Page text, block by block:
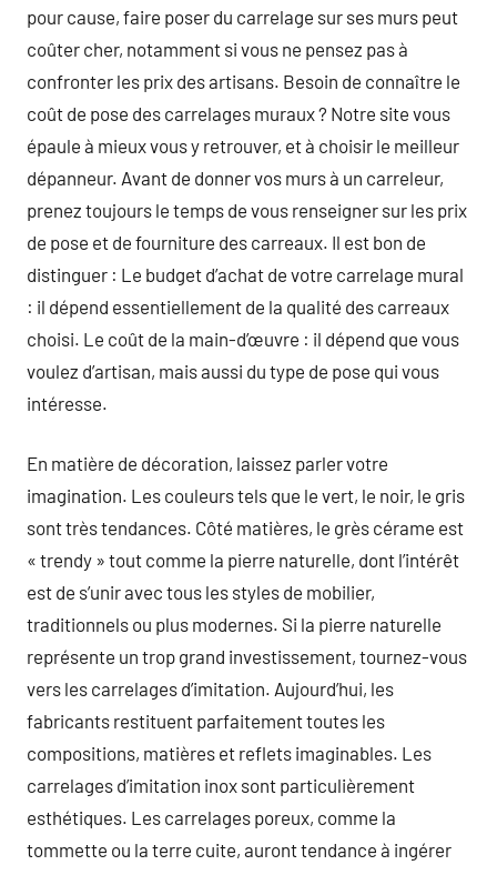
pour cause, faire poser du carrelage sur ses murs peut
coûter cher, notamment si vous ne pensez pas à
confronter les prix des artisans. Besoin de connaître le
coût de pose des carrelages muraux ? Notre site vous
épaule à mieux vous y retrouver, et à choisir le meilleur
dépanneur. Avant de donner vos murs à un carreleur,
prenez toujours le temps de vous renseigner sur les prix
de pose et de fourniture des carreaux. Il est bon de
distinguer : Le budget d’achat de votre carrelage mural
: il dépend essentiellement de la qualité des carreaux
choisi. Le coût de la main-d’œuvre : il dépend que vous
voulez d’artisan, mais aussi du type de pose qui vous
intéresse.
En matière de décoration, laissez parler votre
imagination. Les couleurs tels que le vert, le noir, le gris
sont très tendances. Côté matières, le grès cérame est
« trendy » tout comme la pierre naturelle, dont l’intérêt
est de s’unir avec tous les styles de mobilier,
traditionnels ou plus modernes. Si la pierre naturelle
représente un trop grand investissement, tournez-vous
vers les carrelages d’imitation. Aujourd’hui, les
fabricants restituent parfaitement toutes les
compositions, matières et reflets imaginables. Les
carrelages d’imitation inox sont particulièrement
esthétiques. Les carrelages poreux, comme la
tommette ou la terre cuite, auront tendance à ingérer